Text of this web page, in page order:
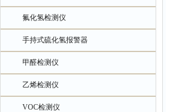
氟化氢检测仪
手持式硫化氢报警器
甲醛检测仪
乙烯检测仪
VOC检测仪